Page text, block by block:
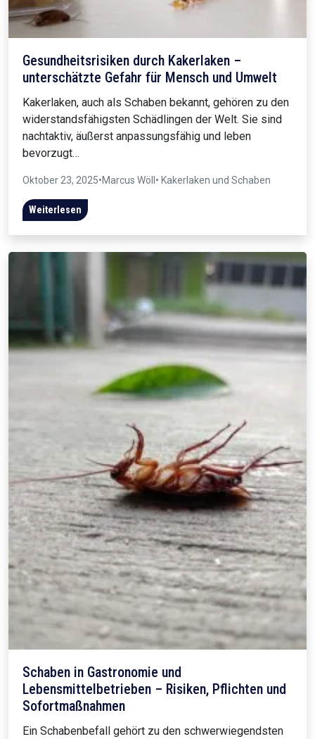
Gesundheitsrisiken durch Kakerlaken –
unterschätzte Gefahr für Mensch und Umwelt
Kakerlaken, auch als Schaben bekannt, gehören zu den
widerstandsfähigsten Schädlingen der Welt. Sie sind
nachtaktiv, äußerst anpassungsfähig und leben
bevorzugt…
Oktober 23, 2025•Marcus Wöll • Kakerlaken und Schaben
Weiterlesen
Schaben in Gastronomie und
Lebensmittelbetrieben – Risiken, Pflichten und
Sofortmaßnahmen
Ein Schabenbefall gehört zu den schwerwiegendsten